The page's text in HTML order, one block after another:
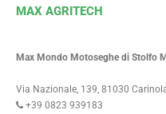
MAX AGRITECH
Max Mondo Motoseghe di Stolfo
Via Nazionale, 139, 81030
+39 0823 939183